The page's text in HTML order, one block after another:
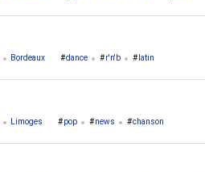
Bordeaux dance r'n'b latin
Limoges pop news chanson